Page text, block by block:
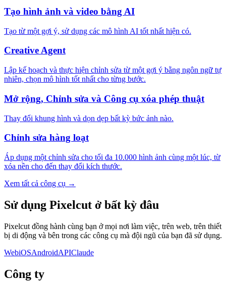
Tạo hình ảnh và video bằng AI
Tạo từ một gợi ý, sử dụng các mô hình AI tốt nhất hiện có.
Creative Agent
Lập kế hoạch và thực hiện chỉnh sửa từ một gợi ý bằng ngôn ngữ tự
nhiên, chọn mô hình tốt nhất cho từng bước.
Mở rộng, Chỉnh sửa và Công cụ xóa phép thuật
Thay đổi khung hình và dọn dẹp bất kỳ bức ảnh nào.
Chỉnh sửa hàng loạt
Áp dụng một chỉnh sửa cho tối đa 10.000 hình ảnh cùng một lúc, từ
xóa nền cho đến thay đổi kích thước.
Xem tất cả công cụ →
Sử dụng Pixelcut ở bất kỳ đâu
Pixelcut đồng hành cùng bạn ở mọi nơi làm việc, trên web, trên thiết
bị di động và bên trong các công cụ mà đội ngũ của bạn đã sử dụng.
WebiOSAndroidAPIClaude
Công ty